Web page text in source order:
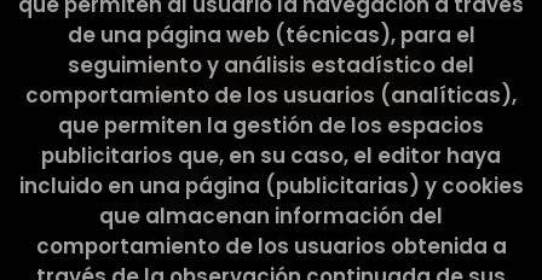
de una página web (técnicas), para el
seguimiento y análisis estadístico del
comportamiento de los usuarios (analíticas),
que permiten la gestión de los espacios
publicitarios que, en su caso, el editor haya
incluido en una página (publicitarias) y cookies
que almacenan información del
comportamiento de los usuarios obtenida a